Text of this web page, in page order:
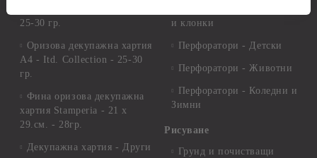
25-30 гр.
Оризова декупажна хартия
А4 - Itd. Collection - 25-30
гр.
Фина оризова декупажна
хартия Stamperia - 21 х
29.см. - 28гр.
Декупажна хартия - Други
и клонки
Перфоратори - Детски
Перфоратори - Животни
Перфоратори - Коледни и
Зимни
Рисуване
Грунд и почистващи